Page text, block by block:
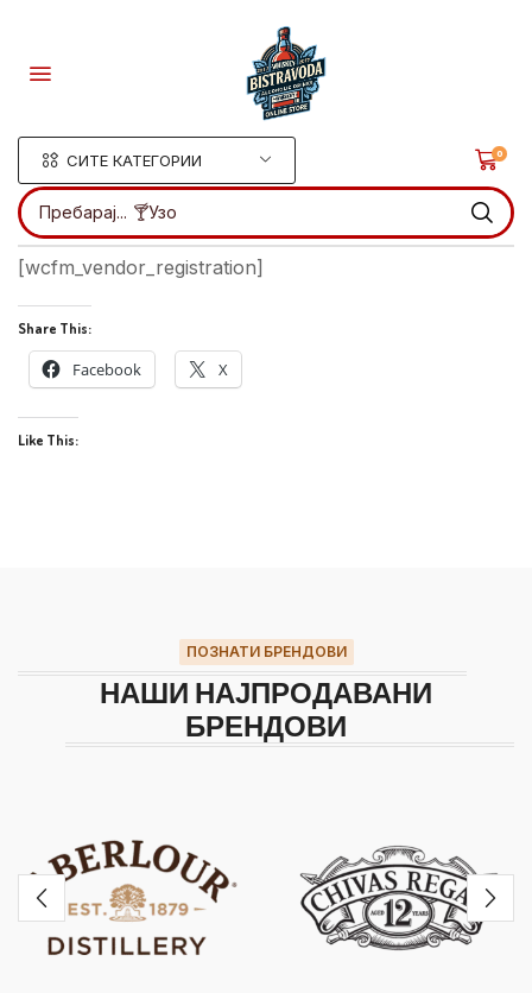
СИТЕ КАТЕГОРИИ
Пребарај... 🍸Узо
0
[wcfm_vendor_registration]
Share This:
Facebook X
Like This:
ПОЗНАТИ БРЕНДОВИ
НАШИ НАЈПРОДАВАНИ
БРЕНДОВИ